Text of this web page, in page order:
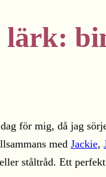
för mig, då jag
med Jackie,
ståltråd. Ett